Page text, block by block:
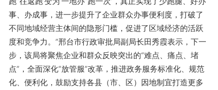
事、办成事，进一步提升了企业群众办事便利度，打破了
不同地域经营主体间的隐形门槛，促进了区域经济的活跃
度和竞争力。”邢台市行政审批局副局长田秀霞表示，下一
步，该局将聚焦企业和群众反映突出的“难点、痛点、堵
点”，全面深化“放管服”改革，推进政务服务标准化、规范
化、便利化，鼓励支持各县（市、区）因地制宜打造更多